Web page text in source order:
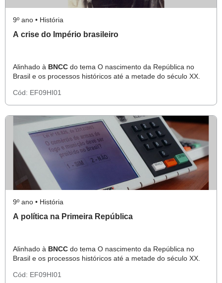
9º ano • História
A crise do Império brasileiro
Alinhado à BNCC do tema O nascimento da República no
Brasil e os processos históricos até a metade do século XX.
Cód: EF09HI01
9º ano • História
A política na Primeira República
Alinhado à BNCC do tema O nascimento da República no
Brasil e os processos históricos até a metade do século XX.
Cód: EF09HI01